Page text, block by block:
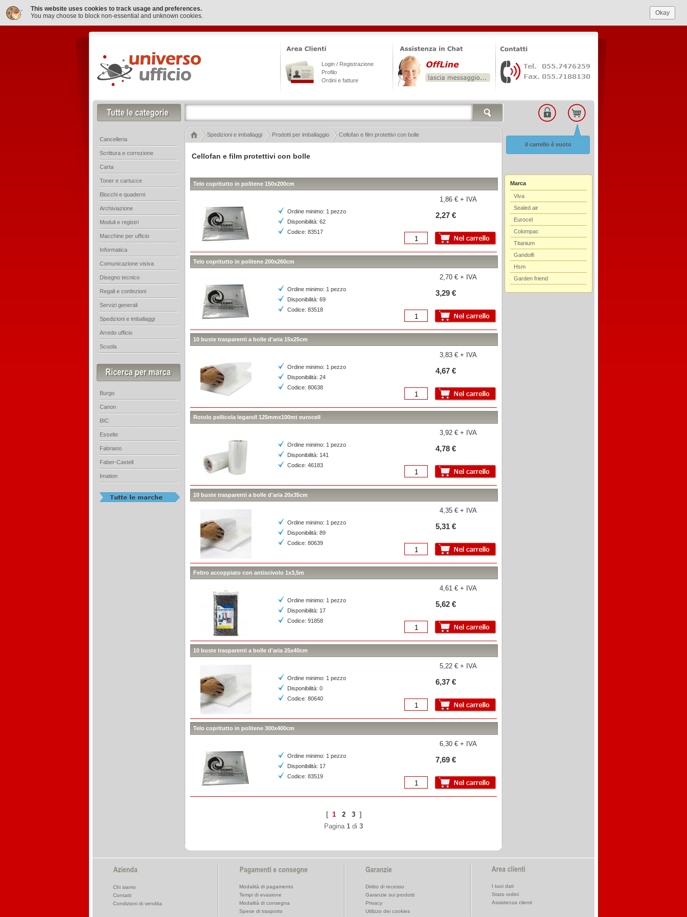
This website uses cookies to track usage and preferences.
You may choose to block non-essential and unknown cookies.
Okay
Cellofan e film protettivi con bolle
Telo copritutto in politene 150x200cm
Ordine minimo: 1 pezzo
Disponibilità: 62
Codice: 83517
1,86 € + IVA
2,27 €
Telo copritutto in politene 200x260cm
Ordine minimo: 1 pezzo
Disponibilità: 69
Codice: 83518
2,70 € + IVA
3,29 €
10 buste trasparenti a bolle d'aria 15x25cm
Ordine minimo: 1 pezzo
Disponibilità: 24
Codice: 80638
3,83 € + IVA
4,67 €
Rotolo pellicola legaroll 125mmx100mt eurocell
Ordine minimo: 1 pezzo
Disponibilità: 141
Codice: 46183
3,92 € + IVA
4,78 €
10 buste trasparenti a bolle d'aria 20x35cm
Ordine minimo: 1 pezzo
Disponibilità: 89
Codice: 80639
4,35 € + IVA
5,31 €
Feltro accoppiato con antiscivolo 1x3,5m
Ordine minimo: 1 pezzo
Disponibilità: 17
Codice: 91858
4,61 € + IVA
5,62 €
10 buste trasparenti a bolle d'aria 25x40cm
Ordine minimo: 1 pezzo
Disponibilità: 0
Codice: 80640
5,22 € + IVA
6,37 €
Telo copritutto in politene 300x400cm
Ordine minimo: 1 pezzo
Disponibilità: 17
Codice: 83519
6,30 € + IVA
7,69 €
[ 1 2 3]
Pagina 1 di 3
Marca
Viva
Sealed air
Eurocel
Colompac
Titanium
Gandolfi
Hsm
Garden friend
Login / Registrazione
Profilo
Ordini e fatture
Spedizioni e imballaggi Prodotti per imballaggio Cellofan e film protettivi con bolle
Cancelleria
Scrittura e correzione
Carta
Toner e cartucce
Blocchi e quaderni
Archiviazione
Moduli e registri
Macchine per ufficio
Informatica
Comunicazione visiva
Disegno tecnico
Regali e confezioni
Servizi generali
Spedizioni e imballaggi
Arredo ufficio
Scuola
Burgo
Canon
BIC
Esselte
Fabriano
Faber-Castell
Imation
il carrello è vuoto
Chi siamo
Contatti
Condizioni di vendita
Modalità di pagamento
Tempi di evasione
Modalità di consegna
Spese di trasporto
Diritto di recesso
Garanzie sui prodotti
Privacy
Utilizzo dei cookies
I tuoi dati
Stato ordini
Assistenza clienti